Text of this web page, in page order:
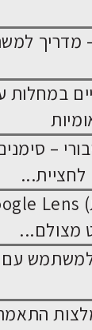
– מדריך
במחלות
–
מצולם...
עם